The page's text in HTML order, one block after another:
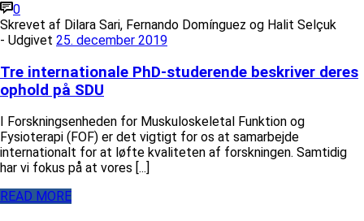
0
Skrevet af Dilara Sari, Fernando Domínguez og Halit Selçuk
- Udgivet 25. december 2019
Tre internationale PhD-studerende beskriver deres
ophold på SDU
I Forskningsenheden for Muskuloskeletal Funktion og
Fysioterapi (FOF) er det vigtigt for os at samarbejde
internationalt for at løfte kvaliteten af forskningen. Samtidig
har vi fokus på at vores [...]
READ MORE